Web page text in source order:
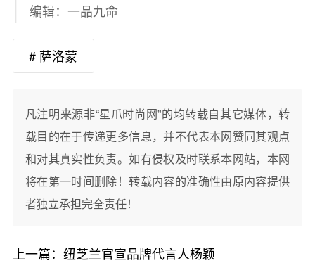
编辑：一品九命
# 萨洛蒙
凡注明来源非“星爪时尚网”的均转载自其它媒体，转
载目的在于传递更多信息，并不代表本网赞同其观点
和对其真实性负责。如有侵权及时联系本网站，本网
将在第一时间删除！转载内容的准确性由原内容提供
者独立承担完全责任！
上一篇： 纽芝兰官宣品牌代言人杨颖